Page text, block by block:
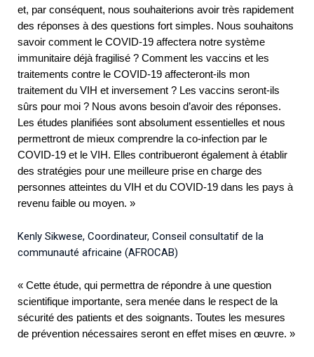
et, par conséquent, nous souhaiterions avoir très rapidement
des réponses à des questions fort simples. Nous souhaitons
savoir comment le COVID-19 affectera notre système
immunitaire déjà fragilisé ? Comment les vaccins et les
traitements contre le COVID-19 affecteront-ils mon
traitement du VIH et inversement ? Les vaccins seront-ils
sûrs pour moi ? Nous avons besoin d’avoir des réponses.
Les études planifiées sont absolument essentielles et nous
permettront de mieux comprendre la co-infection par le
COVID-19 et le VIH. Elles contribueront également à établir
des stratégies pour une meilleure prise en charge des
personnes atteintes du VIH et du COVID-19 dans les pays à
revenu faible ou moyen. »
Kenly Sikwese, Coordinateur, Conseil consultatif de la
communauté africaine (AFROCAB)
« Cette étude, qui permettra de répondre à une question
scientifique importante, sera menée dans le respect de la
sécurité des patients et des soignants. Toutes les mesures
de prévention nécessaires seront en effet mises en œuvre. »